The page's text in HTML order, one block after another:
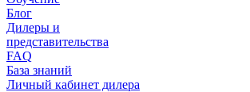
Блог
Дилеры и
представительства
FAQ
База знаний
Личный кабинет дилера